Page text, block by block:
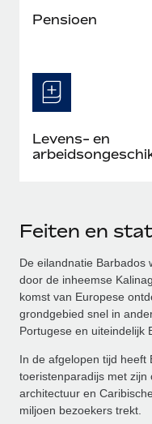
Pensioen
Levens- en
Feiten en
De eilandnatie Barbados
door de inheemse
komst van Europese
grondgebied snel in
Portugese en uiteindelijk
In de afgelopen tijd heeft
toeristenparadijs met zijn
architectuur en
miljoen bezoekers trekt.